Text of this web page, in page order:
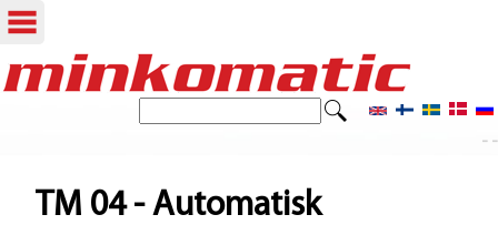
Hoppa
S
k
- -
TM 04 - Automatisk